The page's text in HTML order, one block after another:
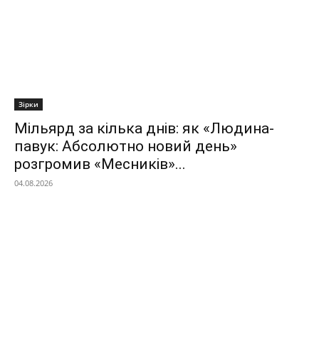
Зірки
Мільярд за кілька днів: як «Людина-
павук: Абсолютно новий день»
розгромив «Месників»...
04.08.2026